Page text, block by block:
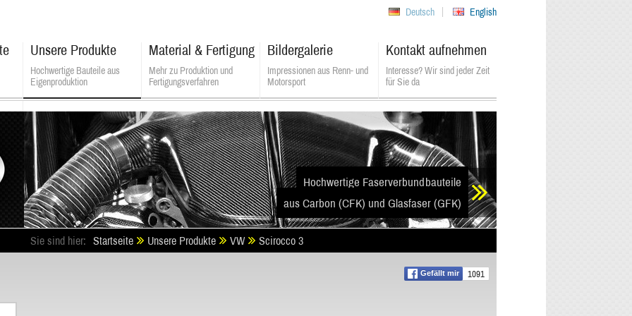
Deutsch English
Unsere Produkte
Hochwertige Bauteile aus
Eigenproduktion
Material & Fertigung
Mehr zu Produktion und
Fertigungsverfahren
Bildergalerie
Impressionen aus Renn- und
Motorsport
Kontakt aufnehmen
Interesse? Wir sind jeder Zeit
für Sie da
ALSATEK - Composite Technologies
Hochwertige Faserverbundbauteile
aus Carbon (CFK) und Glasfaser (GFK)
Gefällt mir 1091
Sie sind hier: Startseite Unsere Produkte VW Scirocco 3